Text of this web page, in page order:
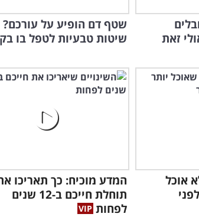
זאת
שיטות טבעיות לטפל בו
אוכל
המדע מוכיח: כך תאריכו
תוחלת חייכם ב-12 שנים
לפחות